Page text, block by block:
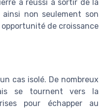
a réussi à sortir de la
non seulement son
de croissance
cas isolé. De nombreux
se tournent vers la
pour échapper au